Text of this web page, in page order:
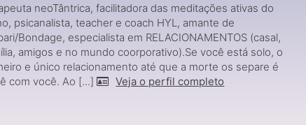
neoTântrica, facilitadora das meditações ativas do
psicanalista, teacher e coach HYL, amante de
Bondage, especialista em RELACIONAMENTOS (casal,
amigos e no mundo coorporativo).Se você está solo, o
e único relacionamento até que a morte os separe é
com você. Ao [...]
Veja o perfil completo